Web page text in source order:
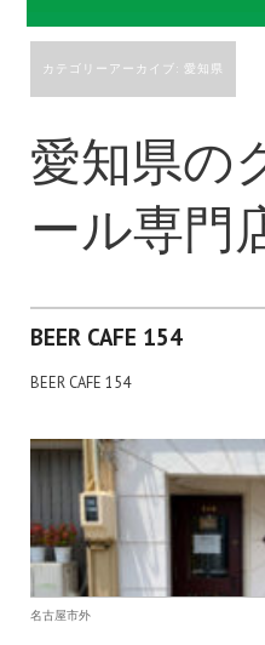
カテゴリーアーカイブ: 愛知県
愛知県の
ール専門
BEER CAFE 154
BEER CAFE 154
名古屋市外